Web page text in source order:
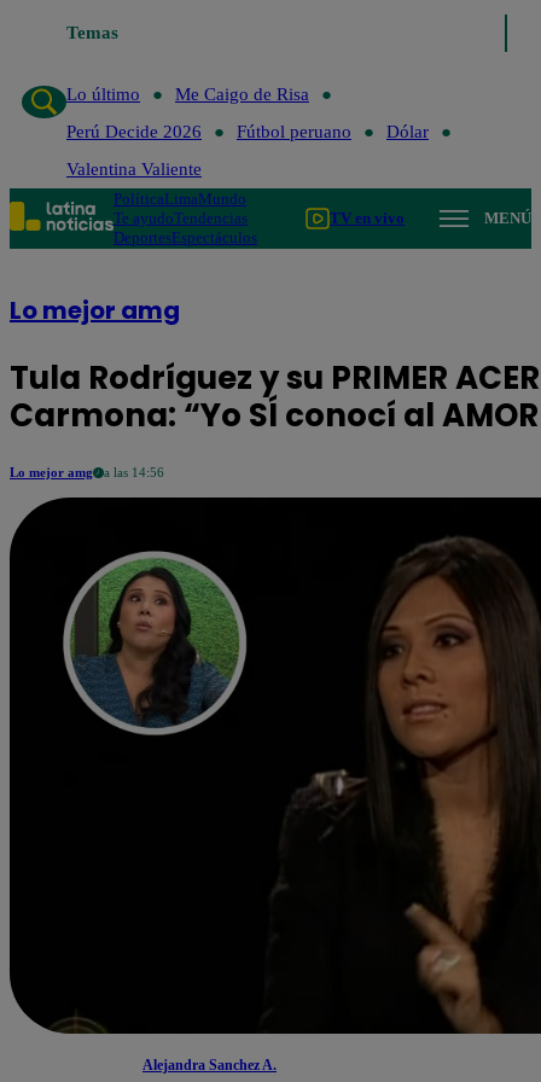
TemasLo último
Lo último
Me Caigo de Risa
Perú Decide 2026
Fútbol peruano
Dólar
Valentina Valiente
PolíticaLimaMundo
Te ayudoTendencias
DeportesEspectáculos
TV en vivo MENÚ
Lo mejor amg
Tula Rodríguez y su PRIMER
Carmona: “Yo SÍ conocí al AMOR
Lo mejor amg a las 14:56
Alejandra Sanchez A.